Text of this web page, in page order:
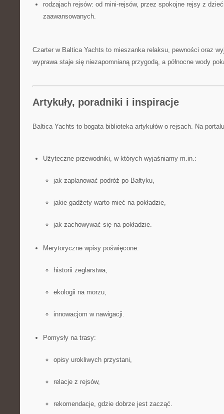
rodzajach rejsów: od mini-rejsów, przez spokojne rejsy z
zaawansowanych.
Czarter w Baltica Yachts to mieszanka relaksu, pewności oraz
wyprawa staje się niezapomnianą przygodą, a północne wody
Artykuły, poradniki i inspiracje
Baltica Yachts to bogata biblioteka artykułów o rejsach. Na
Użyteczne przewodniki, w których wyjaśniamy m.in.:
jak zaplanować podróż po Bałtyku,
jakie gadżety warto mieć na pokładzie,
jak zachowywać się na pokładzie.
Merytoryczne wpisy poświęcone:
historii żeglarstwa,
ekologii na morzu,
innowacjom w nawigacji.
Pomysły na trasy:
opisy urokliwych przystani,
relacje z rejsów,
rekomendacje, gdzie dobrze jest zacząć.